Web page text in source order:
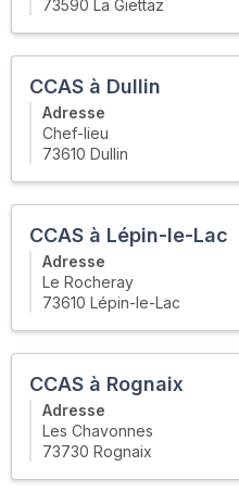
73590 La Giettaz
CCAS à Dullin
Adresse
Chef-lieu
73610 Dullin
CCAS à Lépin-le-Lac
Adresse
Le Rocheray
73610 Lépin-le-Lac
CCAS à Rognaix
Adresse
Les Chavonnes
73730 Rognaix